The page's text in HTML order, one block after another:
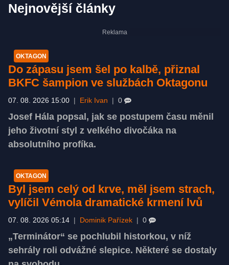
Nejnovější články
OKTAGON
Do zápasu jsem šel po kalbě, přiznal
BKFC šampion ve službách Oktagonu
07. 08. 2026 15:00 | Erik Ivan | 0
Josef Hála popsal, jak se postupem času měnil
jeho životní styl z velkého divočáka na
absolutního profíka.
OKTAGON
Byl jsem celý od krve, měl jsem strach,
vylíčil Vémola dramatické krmení lvů
07. 08. 2026 05:14 | Dominik Pařízek | 0
„Terminátor“ se pochlubil historkou, v níž
sehrály roli odvážné slepice. Některé se dostaly